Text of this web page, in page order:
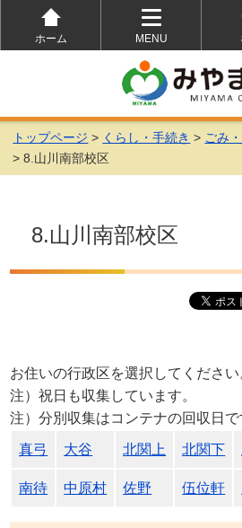
ホーム
MENU
を
開
く
トップページ > くらし・手続き > ごみ
> 8.山川南部校区
8.山川南部校区
お住いの行政区を選択してください
注）祝日も収集しています。
注）分別収集はコンテナの回収日で
真弓 大谷 北関上 北関下
南待 中原村 佐野 伍位軒